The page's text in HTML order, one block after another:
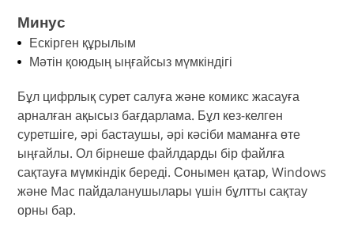
Минус
Ескірген құрылым
Мәтін қоюдың ыңғайсыз мүмкіндігі
Бұл цифрлық сурет салуға және комикс жасауға
арналған ақысыз бағдарлама. Бұл кез-келген
суретшіге, әрі бастаушы, әрі кәсіби маманға өте
ыңғайлы. Ол бірнеше файлдарды бір файлға
сақтауға мүмкіндік береді. Сонымен қатар, Windows
және Mac пайдаланушылары үшін бұлтты сақтау
орны бар.